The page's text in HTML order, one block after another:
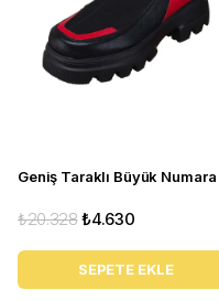
₺4.630
₺20.328
SEPETE EKLE